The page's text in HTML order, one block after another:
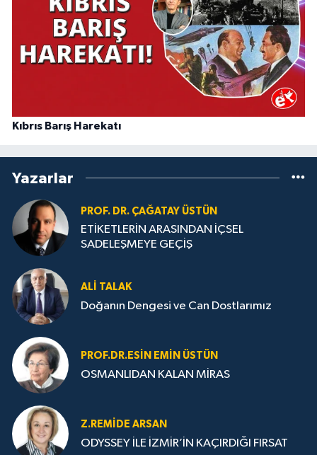
Kıbrıs Barış Harekatı
Yazarlar
PROF. DR. ÇAĞATAY ÜSTÜN
ETİKETLERİN ARASINDAN İÇSEL
SADELEŞMEYE GEÇİŞ
ALI TALAK
Doğanın Dengesi ve Can Dostlarımız
PROF.DR.ESIN EMIN ÜSTÜN
OSMANLIDAN KALAN MİRAS
Z.REMIDE ARSAN
ODYSSEY İLE İZMİR’İN KAÇIRDIĞI FIRSAT